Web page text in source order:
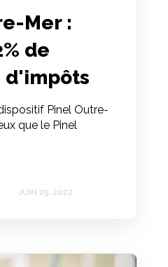
Mer :
de
d'impôts
Pinel Outre-
que le Pinel
JUIN 29, 2022